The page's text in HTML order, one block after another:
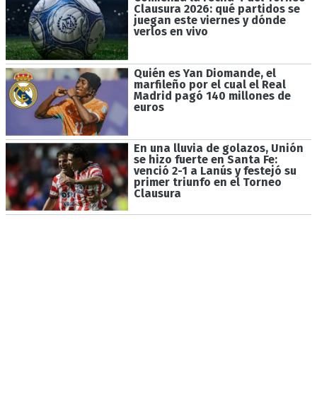
Clausura 2026: qué partidos se
juegan este viernes y dónde
verlos en vivo
Quién es Yan Diomande, el
marfileño por el cual el Real
Madrid pagó 140 millones de
euros
En una lluvia de golazos, Unión
se hizo fuerte en Santa Fe:
venció 2-1 a Lanús y festejó su
primer triunfo en el Torneo
Clausura